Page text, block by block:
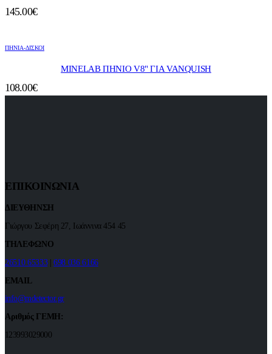
145.00€
ΠΗΝΙΑ-ΔΙΣΚΟΙ
MINELAB ΠΗΝΙΟ V8" ΓΙΑ VANQUISH
108.00€
ΕΠΙΚΟΙΝΩΝΙΑ
ΔΙΕΥΘΗΝΣΗ
Γιώργου Σεφέρη 27, Ιωάννινα 454 45
ΤΗΛΕΦΩΝΟ
26510 65333|698 036 6166
EMAIL
info@mdetector.gr
Αριθμός ΓΕΜΗ:
123993029000